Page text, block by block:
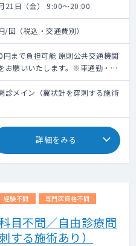
21日（金） 9:00～20:00
回（税込・交通費別）
円まで負担可能 原則公共交通機関
お願いいたします。※車通勤・タ
要相談
診メイン（翼状針を穿刺する施術
詳細をみる
経験不問 専門医資格不問
目不問／自由診療問
する施術あり）